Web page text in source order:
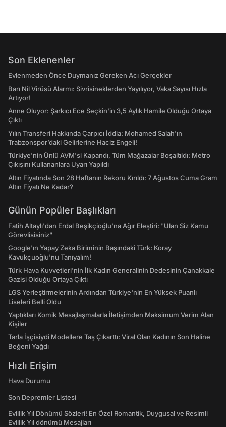
Son Eklenenler
Evlenmeden Önce Duymanız Gereken Acı Gerçekler
Barı Nil Virüsü Alarmı: Sivrisineklerden Yayılıyor, Vaka Sayısı Hızla
Artıyor!
Anne Oluyor: Şarkıcı Ece Seçkin'in 3,5 Aylık Hamile Olduğu Ortaya
Çıktı
Yılın Transferi Hakkında Çarpıcı İddia: Mohamed Salah'ın
Trabzonspor’daki Gelirlerine Haciz Engeli!
Türkiye'nin Ünlü AVM'si Kapandı, Tüm Mağazalar Boşaltıldı: Metro
Çıkışını Kullananlara Uyarı Yapıldı
Altın Fiyatında Son 28 Haftanın Rekoru Kırıldı: 7 Ağustos Cuma Gram
Altın Fiyatı Ne Kadar?
Günün Popüler Başlıkları
Fatih Altaylı'dan Erdal Beşikçioğlu'na Ağır Eleştiri: "Ulan Siz Kamu
Görevlisisiniz"
Google'ın Yapay Zeka Biriminin Başındaki Türk: Koray
Kavukçuoğlu'nu Tanıyalım!
Türk Hava Kuvvetleri'nin İlk Kadın Generalinin Dedesinin Çanakkale
Gazisi Olduğu Ortaya Çıktı
LGS Yerleştirmelerinin Ardından Türkiye'nin En Yüksek Puanlı
Liseleri Belli Oldu
Yaptıkları Komik Mesajlaşmalarla İletişimden Maksimum Verim Alan
Kişiler
Tarla İşçisiydi Modellere Taş Çıkarttı: Viral Olan Kadının Son Haline
Beğeni Yağdı
Hızlı Erişim
Hava Durumu
Son Depremler Listesi
Evlilik Yıl Dönümü Sözleri! En Özel Romantik, Duygusal ve Resimli
Evlilik Yıl dönümü Mesajları